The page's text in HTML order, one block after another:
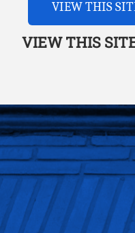
VIEW THIS
VIEW THIS